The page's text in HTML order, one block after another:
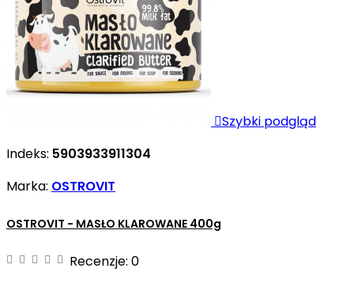
Szybki podgląd
Indeks: 5903933911304
Marka: OSTROVIT
OSTROVIT - MASŁO KLAROWANE 400g
Recenzje: 0